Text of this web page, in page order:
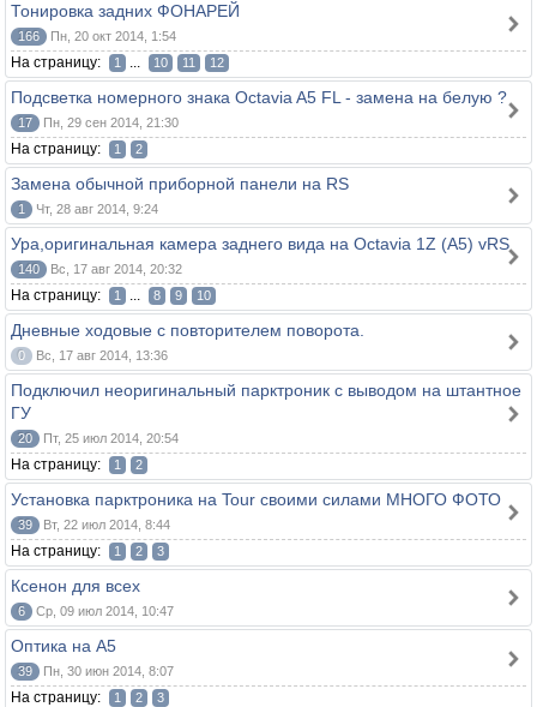
Тонировка задних ФОНАРЕЙ
166 Пн, 20 окт 2014, 1:54
На страницу: 1 ... 10 11 12
Подсветка номерного знака Octavia A5 FL - замена на белую ?
17 Пн, 29 сен 2014, 21:30
На страницу: 1 2
Замена обычной приборной панели на RS
1 Чт, 28 авг 2014, 9:24
Ура,оригинальная камера заднего вида на Octavia 1Z (A5) vRS
140 Вс, 17 авг 2014, 20:32
На страницу: 1 ... 8 9 10
Дневные ходовые с повторителем поворота.
0 Вс, 17 авг 2014, 13:36
Подключил неоригинальный парктроник c выводом на штантное
ГУ
20 Пт, 25 июл 2014, 20:54
На страницу: 1 2
Установка парктроника на Tour своими силами МНОГО ФОТО
39 Вт, 22 июл 2014, 8:44
На страницу: 1 2 3
Ксенон для всех
6 Ср, 09 июл 2014, 10:47
Оптика на A5
39 Пн, 30 июн 2014, 8:07
На страницу: 1 2 3